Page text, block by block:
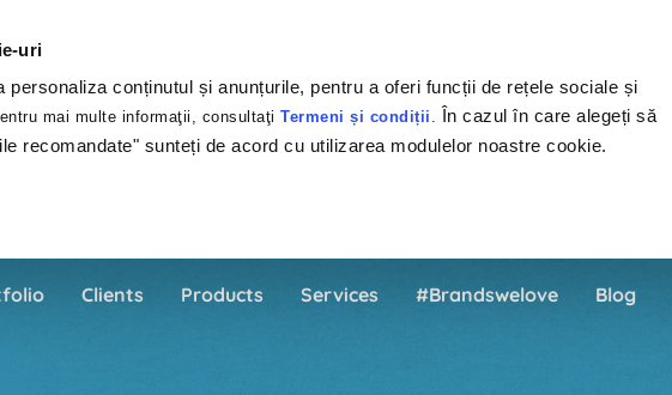
uri
personaliza conținutul și anunțurile, pentru a oferi funcții de rețele sociale și
mai multe informaţii, consultaţiTermeni și condiții . În cazul în care alegeți să
recomandate" sunteți de acord cu utilizarea modulelor noastre cookie.
Clients Products Services #Brandswelove Blog